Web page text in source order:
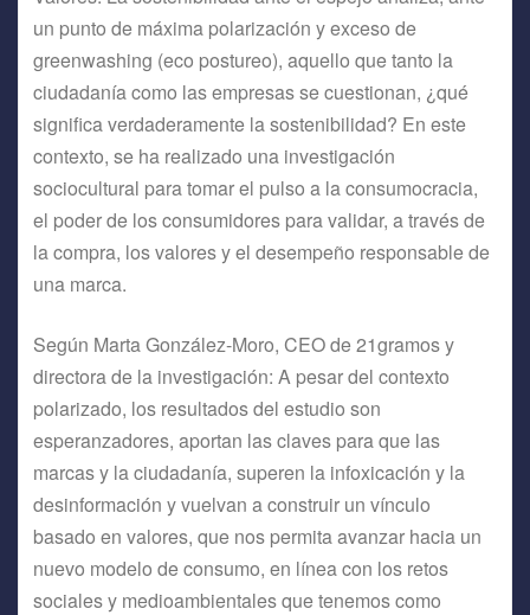
un punto de máxima polarización y exceso de
greenwashing (eco postureo), aquello que tanto la
ciudadanía como las empresas se cuestionan, ¿qué
significa verdaderamente la sostenibilidad? En este
contexto, se ha realizado una investigación
sociocultural para tomar el pulso a la consumocracia,
el poder de los consumidores para validar, a través de
la compra, los valores y el desempeño responsable de
una marca.
Según Marta González-Moro, CEO de 21gramos y
directora de la investigación: A pesar del contexto
polarizado, los resultados del estudio son
esperanzadores, aportan las claves para que las
marcas y la ciudadanía, superen la infoxicación y la
desinformación y vuelvan a construir un vínculo
basado en valores, que nos permita avanzar hacia un
nuevo modelo de consumo, en línea con los retos
sociales y medioambientales que tenemos como